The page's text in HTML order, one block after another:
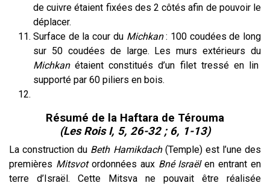
de cuivre étaient fixées des 2 côtés afin de pouvoir le
déplacer.
Surface de la cour du Michkan: 100 coudées de long
sur 50 coudées de large. Les murs extérieurs du
Michkanétaient constitués d’un filet tressé en lin
supporté par 60 piliers en bois.
Résumé de la Haftara de Térouma
(Les Rois I, 5, 26-32 ; 6, 1-13)
La construction du Beth Hamikdach(Temple) est l’une des
premières Mitsvotordonnées auxBné Israëlen entrant en
terre d’Israël. Cette Mitsva ne pouvait être réalisée